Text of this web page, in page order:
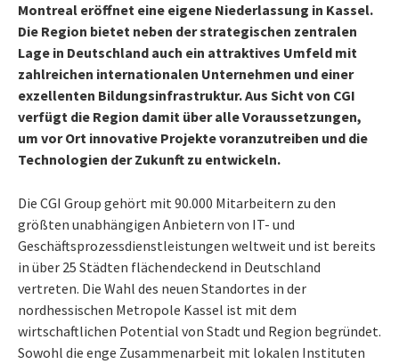
Montreal eröffnet eine eigene Niederlassung in Kassel.
Die Region bietet neben der strategischen zentralen
Lage in Deutschland auch ein attraktives Umfeld mit
zahlreichen internationalen Unternehmen und einer
exzellenten Bildungsinfrastruktur. Aus Sicht von CGI
verfügt die Region damit über alle Voraussetzungen,
um vor Ort innovative Projekte voranzutreiben und die
Technologien der Zukunft zu entwickeln.
Die CGI Group gehört mit 90.000 Mitarbeitern zu den
größten unabhängigen Anbietern von IT- und
Geschäftsprozessdienstleistungen weltweit und ist bereits
in über 25 Städten flächendeckend in Deutschland
vertreten. Die Wahl des neuen Standortes in der
nordhessischen Metropole Kassel ist mit dem
wirtschaftlichen Potential von Stadt und Region begründet.
Sowohl die enge Zusammenarbeit mit lokalen Instituten